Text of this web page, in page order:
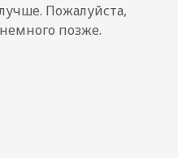
Пожалуйста,
позже.